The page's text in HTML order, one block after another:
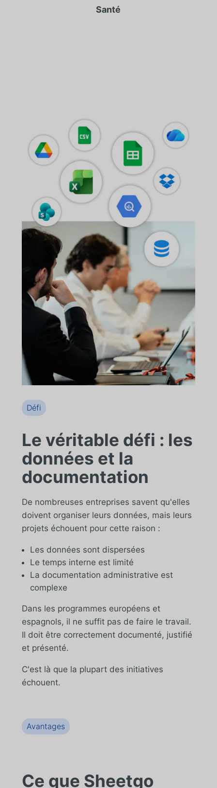
Santé
Défi
Le véritable défi : les
données et la
documentation
De nombreuses entreprises savent qu'elles
doivent organiser leurs données, mais leurs
projets échouent pour cette raison :
Les données sont dispersées
Le temps interne est limité
La documentation administrative est
complexe
Dans les programmes européens et
espagnols, il ne suffit pas de faire le travail.
Il doit être correctement documenté, justifié
et présenté.
C'est là que la plupart des initiatives
échouent.
Avantages
Ce que Sheetgo